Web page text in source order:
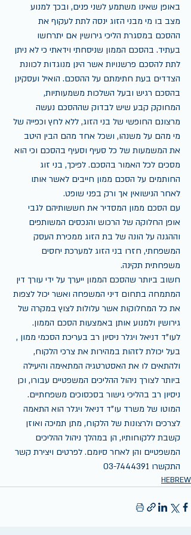
באופן שאינו משתמע לשני פנים, ובכך למנוע
מצב בו מי מבני הזוג ינסה לתת לעקוף את
ההסכם במסגרת הליכי גירושין אם יתרחשו
בעתיד. בהסכם הממון שניסחתי וידאתי כי לא ניתן
לתת להסכם פרשנויות אשר הינן מנוגדות לכוונת
הצדדים בעת חתימתם על ההסכם. הואיל ועסקינן
בהסכם רגיש ובעל השלכות משמעותיות,
המחוקק קבע שיש לבדוק שההסכם נעשה
מרצונם החופשי של בני הזוג, ללא לחץ וכפייה של
מי מהם על משנהו, ושכל אחד מהם הבין היטב
את המשמעות של כל סעיף וסעיף בהסכם וכי הוא
מסכים לכל האמור בהסכם. לפיכך, בני זוג
החותמים על הסכם ממון חייבים לאשר אותו
לאחר הנישואין אך ורק בפני שופט.
עם הסכם ממון המסדיר את חששותיהם לגבי
אופן החלוקה של הרכוש והנכסים המשותפים
וההגנה על הונה של בת הזוג ממכירת העסק
המשפחתי, חזרו בני הזוג למערכת יחסים
משפחתית תקינה.
חשוב ביותר שהסכם הממון ייערך על ידי עורך דין
המתמחה בתחום דיני המשפחה ואשר יכול לצפות
את כל המחלוקות אשר עלולות לצוץ במקרה של
גירושין ולמנוע אותן באמצעות הסכם הממון.
לעו"ד דניאל ויגלר ניסיון רב בעריכת הסכמי ממון ,
בעל יכולת לזהות במהירות את צרכי הלקוח,
ולהתאים לו את האסטרטגיה המתאימה והיעילה
ביותר לצורך ניהול ההליכים המשפטיים עבורו, וכן
ניסיון רב בהליכי גישור בסכסוכים משפחתיים.
המוטו של משרד עו"ד דניאל ויגלר הוא התאמה
לצרכים ולרצונות של הלקוח, מתן תמיכה ואוזן
קשבת ללקוחותיו, הן במהלך ניהול ההליכים
המשפטיים והן לאחר סיומם. לפרטים ויצירת קשר
התקשרו 03-7444391
HEBREW